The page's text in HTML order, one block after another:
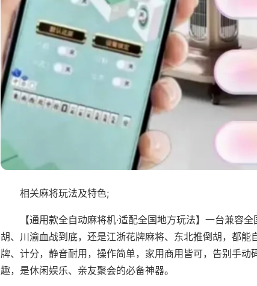
相关麻将玩法及特色;
【通用款全自动麻将机·适配全国地方玩法】一台兼容
胡、川渝血战到底，还是江浙花牌麻将、东北推倒胡，都能
牌、计分，静音耐用，操作简单，家用商用皆可，告别手动
趣，是休闲娱乐、亲友聚会的必备神器。